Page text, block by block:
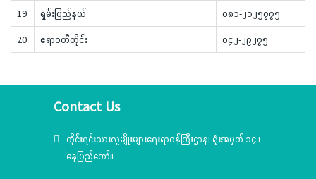
19 ရှမ်းပြည်နယ် ၀၈၁-၂၁၂၅၇၇၅
20 ဧရာဝတီတိုင်း ၀၄၂-၂၉၂၇၅
Contact Us
တိုင်းရင်းသားလူမျိုးများရေးရာဝန်ကြီးဌာန၊ ရုံးအမှတ် ၁၄ ၊
နေပြည်တော်။